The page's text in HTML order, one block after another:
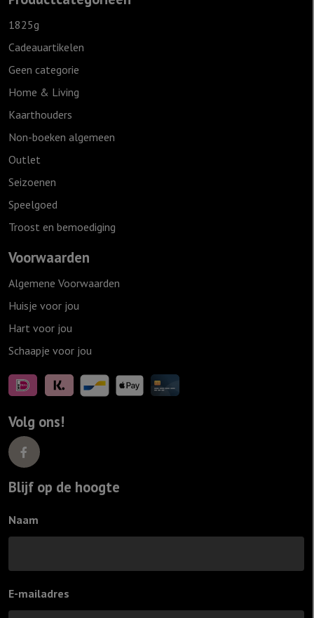
1825g
Cadeauartikelen
Geen categorie
Home & Living
Kaarthouders
Non-boeken algemeen
Outlet
Seizoenen
Speelgoed
Troost en bemoediging
Voorwaarden
Algemene Voorwaarden
Huisje voor jou
Hart voor jou
Schaapje voor jou
Volg ons!
Blijf op de hoogte
Naam
E-mailadres